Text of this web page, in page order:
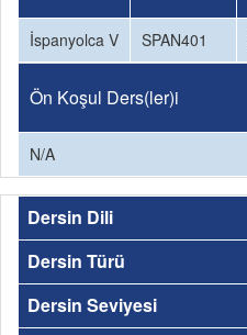
İspanyolca V SPAN401
Ön Koşul Ders(ler)i
N/A
Dersin Dili
Dersin Türü
Dersin Seviyesi